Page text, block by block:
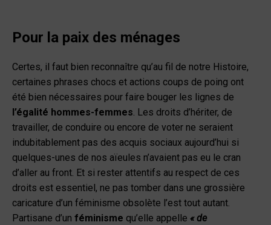
Pour la paix des ménages
Certes, il faut bien reconnaître qu’au fil de notre Histoire,
certaines phrases chocs et actions coups de poing ont
été bien nécessaires pour faire bouger les lignes de
l’égalité hommes-femmes . Les droits d’hériter, de
travailler, de conduire ou encore de voter ne seraient
indubitablement pas des acquis sociaux aujourd’hui si
quelques-unes de nos aïeules n’avaient pas eu le cran
d’aller au front. Et si rester attentifs au respect de ces
droits est essentiel, ne pas tomber dans une grossière
caricature d’un féminisme obsolète l’est tout autant.
Partisane d’un féminisme qu’elle appelle « de